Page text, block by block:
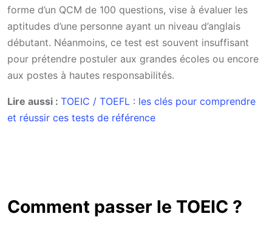
forme d’un QCM de 100 questions, vise à évaluer les
aptitudes d’une personne ayant un niveau d’anglais
débutant. Néanmoins, ce test est souvent insuffisant
pour prétendre postuler aux grandes écoles ou encore
aux postes à hautes responsabilités.
Lire aussi : TOEIC / TOEFL : les clés pour comprendre
et réussir ces tests de référence
Comment passer le TOEIC ?